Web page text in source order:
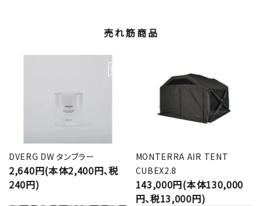
売れ筋商品
DVERG DW タンブラー
2,640円(本体2,400円、税
240円)
MONTERRA AIR TENT
CUBEX2.8
143,000円(本体130,000
円、税13,000円)